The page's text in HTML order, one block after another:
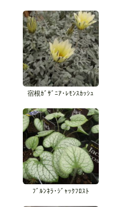
宿根ｶﾞｻﾞﾆｱ･ﾚﾓﾝｽｶｯｼｭ
ﾌﾞﾙﾝﾈﾗ･ｼﾞｬｯｸﾌﾛｽﾄ